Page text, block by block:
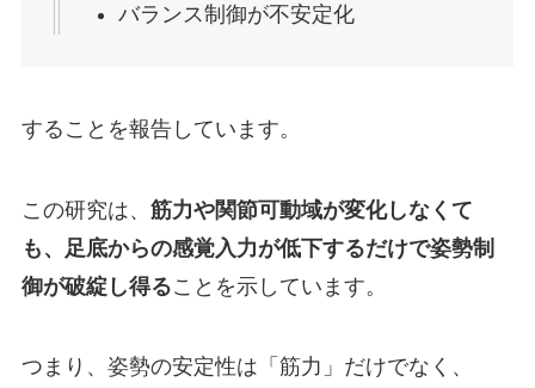
バランス制御が不安定化
することを報告しています。
この研究は、 筋力や関節可動域が変化しなくて
も、足底からの感覚入力が低下するだけで姿勢制
御が破綻し得ることを示しています。
つまり、姿勢の安定性は「筋力」だけでなく、